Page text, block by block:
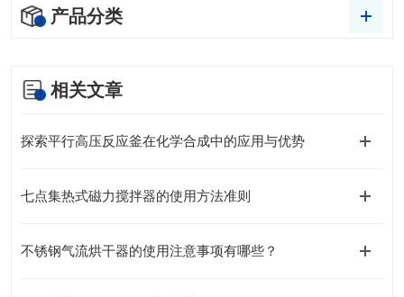
产品分类
相关文章
探索平行高压反应釜在化学合成中的应用与优势
七点集热式磁力搅拌器的使用方法准则
不锈钢气流烘干器的使用注意事项有哪些？